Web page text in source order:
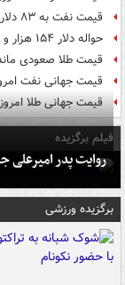
قیمت نفت به ۸۳ دلار و ۵۵ سنت در هر بشکه رسید
حواله دلار ۱۵۴ هزار و ۴۵۱ تومان شد
قیمت طلا صعودی
قیمت جهانی نفت امروز ۱۶
قیمت جهانی طلا امروز ۱۵
فیلم برگزیده
روایت پدر
برگزیده ورزشی